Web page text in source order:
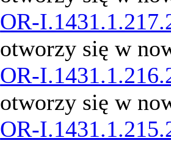
OR-
otworzy się w
OR-
otworzy się w
OR-